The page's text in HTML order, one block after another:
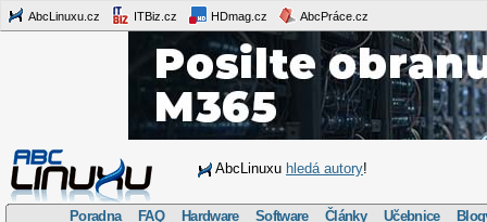
AbcLinuxu.cz ITBiz.cz HDmag.cz AbcPráce.cz
AbcLinuxu hledá autory!
Poradna FAQ Hardware Software Články Učebnice